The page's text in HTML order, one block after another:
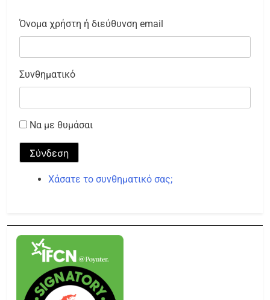
Όνομα χρήστη ή διεύθυνση email
Συνθηματικό
Να με θυμάσαι
Σύνδεση
Χάσατε το συνθηματικό σας;